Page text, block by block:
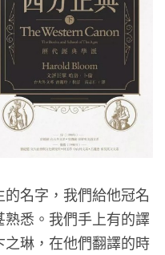
名字，我們給他冠名
悉。我們手上有的譯
琳，在他們翻譯的時